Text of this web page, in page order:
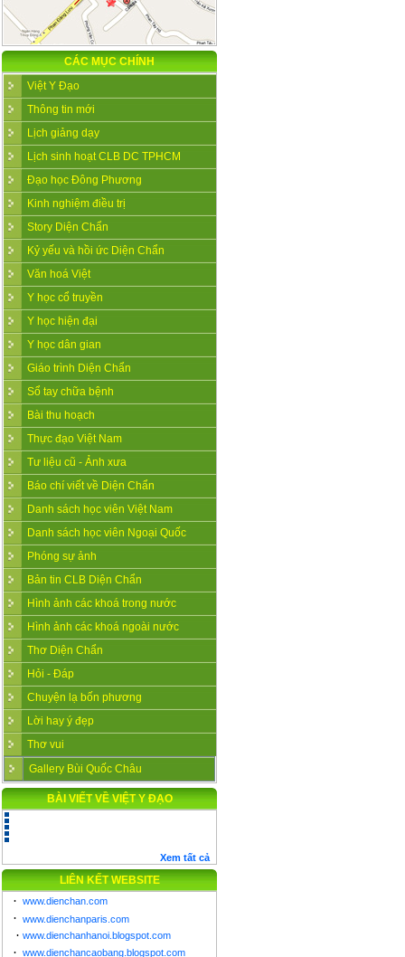
CÁC MỤC CHÍNH
Việt Y Đạo
Thông tin mới
Lịch giảng dạy
Lịch sinh hoạt CLB DC TPHCM
Đạo học Đông Phương
Kinh nghiệm điều trị
Story Diện Chẩn
Kỷ yếu và hồi ức Diện Chẩn
Văn hoá Việt
Y học cổ truyền
Y học hiện đại
Y học dân gian
Giáo trình Diện Chẩn
Sổ tay chữa bệnh
Bài thu hoạch
Thực đạo Việt Nam
Tư liệu cũ - Ảnh xưa
Báo chí viết về Diện Chẩn
Danh sách học viên Việt Nam
Danh sách học viên Ngoại Quốc
Phóng sự ảnh
Bản tin CLB Diện Chẩn
Hình ảnh các khoá trong nước
Hình ảnh các khoá ngoài nước
Thơ Diện Chẩn
Hỏi - Đáp
Chuyện lạ bốn phương
Lời hay ý đẹp
Thơ vui
Gallery Bùi Quốc Châu
BÀI VIẾT VỀ VIỆT Y ĐẠO
Xem tất cả
LIÊN KẾT WEBSITE
· www.dienchan.com
· www.dienchanparis.com
· www.dienchanhanoi.blogspot.com
· www.dienchancaobang.blogspot.com